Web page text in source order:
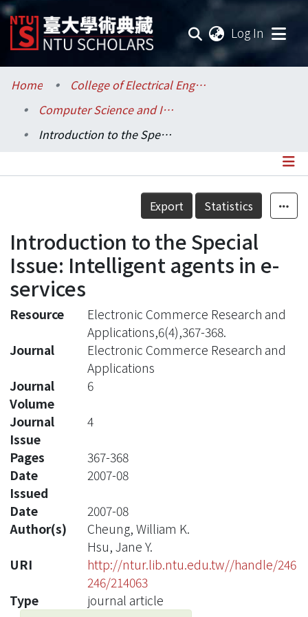
Log In
Communities & Collections
Research Outputs
Statistics
Home
College of Electrical Engineering and Computer Science / 電機資訊學院
Computer Science and Information Engineering / 資訊工程學系
Introduction to the Special Issue: Intelligent agents in e-services
Details
Export Statistics
Introduction to the Special
Issue: Intelligent agents in e-
services
Resource
Electronic Commerce Research and
Applications,6(4),367-368.
Journal
Electronic Commerce Research and
Applications
Journal
Volume
6
Journal
Issue
4
Pages
367-368
Date
Issued
2007-08
Date
2007-08
Author(s)
Cheung, William K.
Hsu, Jane Y.
URI
http://ntur.lib.ntu.edu.tw//handle/246
246/214063
Type
journal article